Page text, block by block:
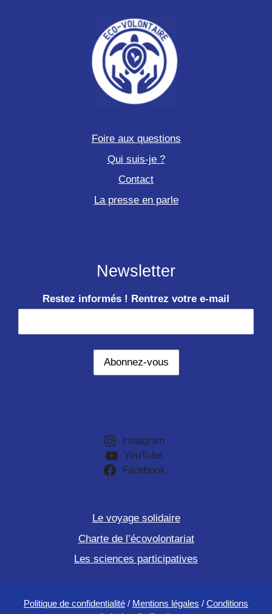
Foire aux questions
Qui suis-je ?
Contact
La presse en parle
Newsletter
Restez informés ! Rentrez votre e-mail
Instagram
YouTube
Facebook
Le voyage solidaire
Charte de l’écovolontariat
Les sciences participatives
Politique de confidentialité / Mentions légales / Conditions